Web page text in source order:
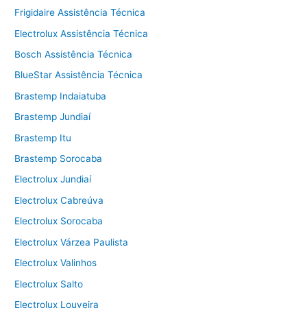
Frigidaire Assistência Técnica
Electrolux Assistência Técnica
Bosch Assistência Técnica
BlueStar Assistência Técnica
Brastemp Indaiatuba
Brastemp Jundiaí
Brastemp Itu
Brastemp Sorocaba
Electrolux Jundiaí
Electrolux Cabreúva
Electrolux Sorocaba
Electrolux Várzea Paulista
Electrolux Valinhos
Electrolux Salto
Electrolux Louveira